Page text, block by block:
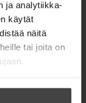
ja analytiikka-
käytät
näitä
tai joita on
b
O
p
e
n
s
Lataa